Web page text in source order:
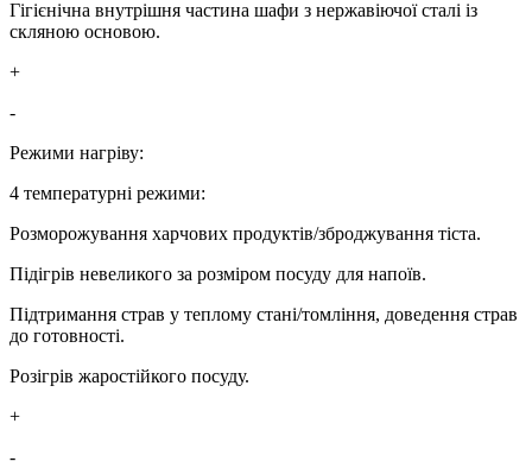
Гігієнічна внутрішня частина шафи з нержавіючої сталі із
скляною основою.
+
-
Режими нагріву:
4 температурні режими:
Розморожування харчових продуктів/зброджування тіста.
Підігрів невеликого за розміром посуду для напоїв.
Підтримання страв у теплому стані/томління, доведення страв
до готовності.
Розігрів жаростійкого посуду.
+
-